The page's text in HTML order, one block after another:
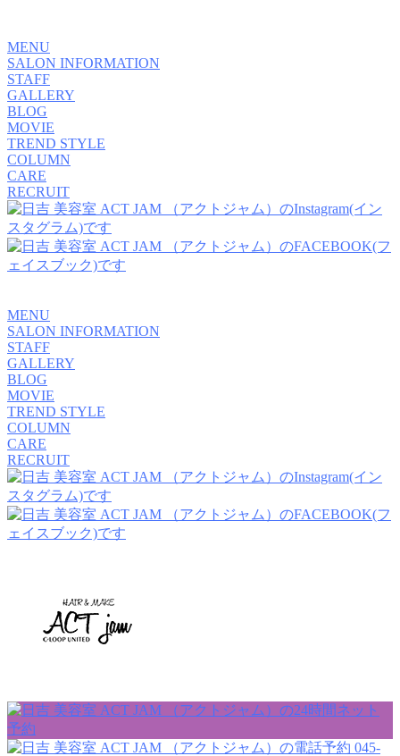
MENU
SALON INFORMATION
STAFF
GALLERY
BLOG
MOVIE
TREND STYLE
COLUMN
CARE
RECRUIT
MENU
SALON INFORMATION
STAFF
GALLERY
BLOG
MOVIE
TREND STYLE
COLUMN
CARE
RECRUIT
045-